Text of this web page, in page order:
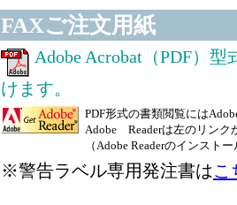
FAXご注文用紙
Adobe Acrobat（PDF）
けます。
PDF形式の書類閲覧には
Adobe Readerは左のリンク
（Adobe Readerのインスト
※警告ラベル専用発注書はこ